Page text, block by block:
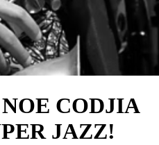
CODJIA
JAZZ!